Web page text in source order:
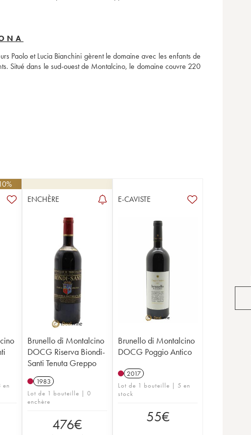
Paolo et Lucia Bianchini gèrent le domaine avec les enfants de
Situé dans le sud-ouest de Montalcino, le domaine couvre 220
ENCHÈRE
Brunello di Montalcino
DOCG Riserva Biondi-
Santi Tenuta Greppo
1983
Lot de 1 bouteille | 0
enchère
476€
E-CAVISTE
Brunello di Montalcino
DOCG Poggio Antico
2017
Lot de 1 bouteille | 5 en
stock
55€